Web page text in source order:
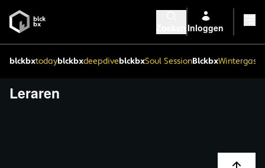
Inloggen
blckbxtodayblckbxdeepdiveblckbxSoul SessionBlckbx
Leraren